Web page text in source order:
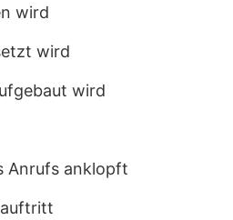
wird
wird
wird
Anrufs anklopft